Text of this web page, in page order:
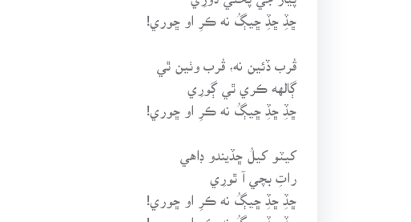
ڇڏِ ڇڏِ ڇيڳُ نه ڪرِ او ڇوري!
قُرب ڏئين نه، قُرب وٺين ٿي
ڳالهه ڪري ٿي ڳورِي
ڇڏِ ڇڏِ ڇيڳُ نه ڪرِ او ڇوري!
کيٽو کيلُ ڇڏيندو ڊاهي
راتِ بچي آ ٿورِي
ڇڏِ ڇڏِ ڇيڳُ نه ڪرِ او ڇوري!
ڇڏِ ڇڏِ ڇيڳُ نه ڪرِ او ڇوري!